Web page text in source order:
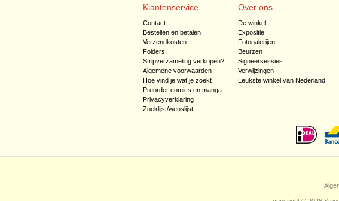
Klantenservice
Contact
Bestellen en betalen
Verzendkosten
Folders
Stripverzameling verkopen?
Algemene voorwaarden
Hoe vind je wat je zoekt
Preorder comics en manga
Privacyverklaring
Zoeklijst/wenslijst
Over ons
De winkel
Expositie
Fotogalerijen
Beurzen
Signeersessies
Verwijzingen
Leukste winkel van Nederland